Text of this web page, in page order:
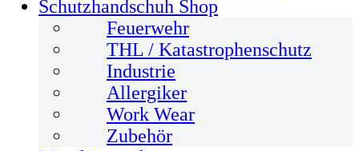
Schutzhandschuh Shop
Feuerwehr
THL / Katastrophenschutz
Industrie
Allergiker
Work Wear
Zubehör